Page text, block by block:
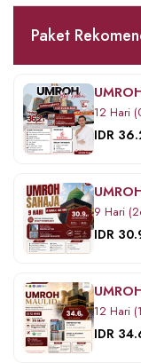
Paket
12 Hari
IDR
9 Hari
IDR
12 Hari
IDR